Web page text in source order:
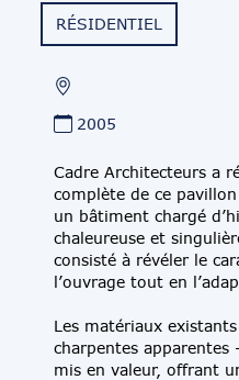
RÉSIDENTIEL
2005
Cadre Architecteurs a
complète de ce
un bâtiment chargé
chaleureuse et
consisté à révéler le
l’ouvrage tout en
Les matériaux
charpentes
mis en valeur, offrant